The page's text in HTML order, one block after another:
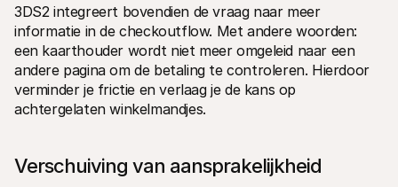
3DS2 integreert bovendien de vraag naar meer
informatie in de checkoutflow. Met andere woorden:
een kaarthouder wordt niet meer omgeleid naar een
andere pagina om de betaling te controleren. Hierdoor
verminder je frictie en verlaag je de kans op
achtergelaten winkelmandjes.
Verschuiving van aansprakelijkheid